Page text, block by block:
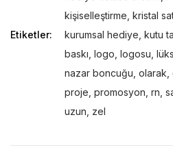
Etiketler:
kişiselleştirme kristal
kurumsal hediye kutu
baskı logo logosu
nazar boncuğu olarak
proje promosyon rn
uzun zel